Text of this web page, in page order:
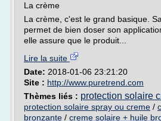
La crème
La crème, c'est le grand basique.
permet de bien doser son
elle assure que le produit...
Lire la suite
Date: 2018-01-06 23:21:20
Site : http://www.puretrend.com
Thèmes liés : protection solaire
protection solaire spray ou creme /
bronzante / creme solaire + huile